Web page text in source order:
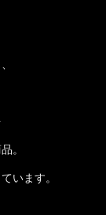
。
います。